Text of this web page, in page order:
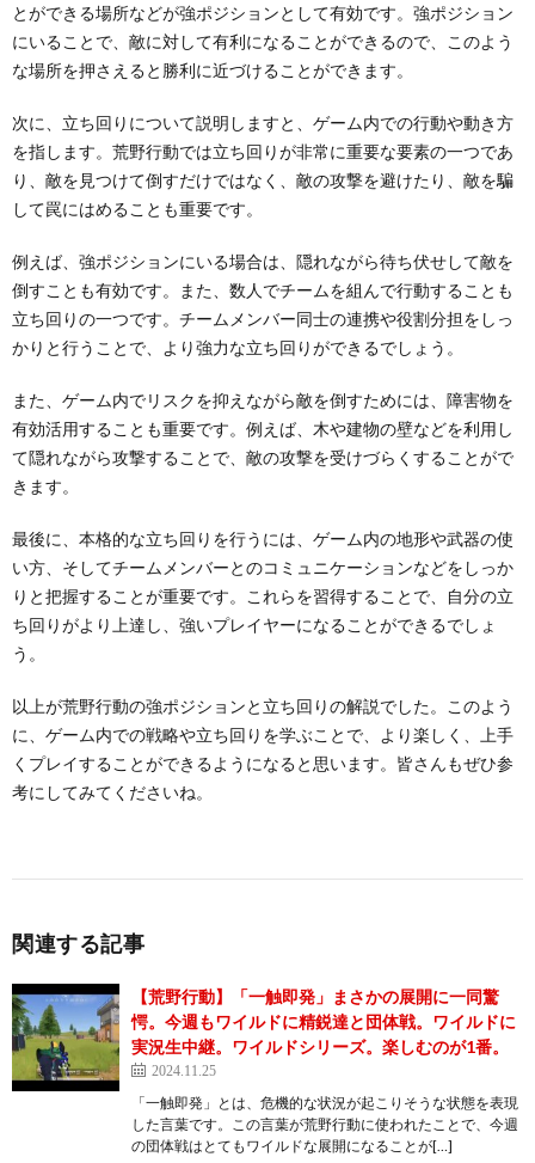
とができる場所などが強ポジションとして有効です。強ポジション
にいることで、敵に対して有利になることができるので、このよう
な場所を押さえると勝利に近づけることができます。
次に、立ち回りについて説明しますと、ゲーム内での行動や動き方
を指します。荒野行動では立ち回りが非常に重要な要素の一つであ
り、敵を見つけて倒すだけではなく、敵の攻撃を避けたり、敵を騙
して罠にはめることも重要です。
例えば、強ポジションにいる場合は、隠れながら待ち伏せして敵を
倒すことも有効です。また、数人でチームを組んで行動することも
立ち回りの一つです。チームメンバー同士の連携や役割分担をしっ
かりと行うことで、より強力な立ち回りができるでしょう。
また、ゲーム内でリスクを抑えながら敵を倒すためには、障害物を
有効活用することも重要です。例えば、木や建物の壁などを利用し
て隠れながら攻撃することで、敵の攻撃を受けづらくすることがで
きます。
最後に、本格的な立ち回りを行うには、ゲーム内の地形や武器の使
い方、そしてチームメンバーとのコミュニケーションなどをしっか
りと把握することが重要です。これらを習得することで、自分の立
ち回りがより上達し、強いプレイヤーになることができるでしょ
う。
以上が荒野行動の強ポジションと立ち回りの解説でした。このよう
に、ゲーム内での戦略や立ち回りを学ぶことで、より楽しく、上手
くプレイすることができるようになると思います。皆さんもぜひ参
考にしてみてくださいね。
関連する記事
【荒野行動】「一触即発」まさかの展開に一同驚
愕。今週もワイルドに精鋭達と団体戦。ワイルドに
実況生中継。ワイルドシリーズ。楽しむのが1番。
2024.11.25
「一触即発」とは、危機的な状況が起こりそうな状態を表現
した言葉です。この言葉が荒野行動に使われたことで、今週
の団体戦はとてもワイルドな展開になることが[…]